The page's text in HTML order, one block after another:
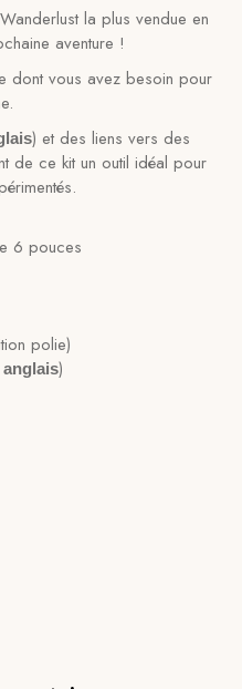
la plus vendue en
aventure !
dont vous avez besoin pour
) et des liens vers des
de ce kit un outil idéal pour
6 pouces
polie)
anglais)